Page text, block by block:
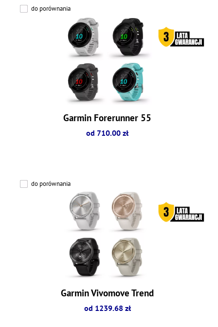
do porównania
Garmin Forerunner 55
od 710.00 zł
do porównania
Garmin Vivomove Trend
od 1239.68 zł